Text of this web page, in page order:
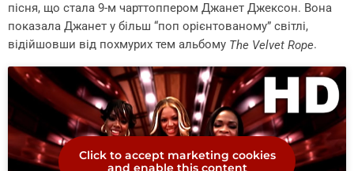
пісня, що стала 9-м чарттоппером Джанет Джексон. Вона
показала Джанет у більш “поп орієнтованому” світлі,
відійшовши від похмурих тем альбому The Velvet Rope.
Click to accept marketing cookies
and enable this content